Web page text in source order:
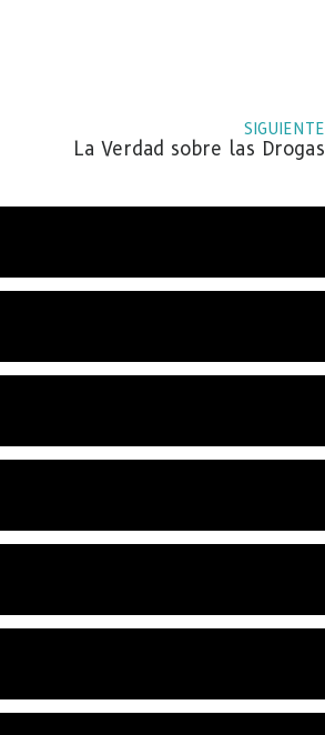
SIGUIENTE
La Verdad sobre las Drogas